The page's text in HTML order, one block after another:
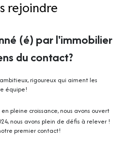
rejoindre
(é) par l'immobilier
du contact?
rigoureux qui aiment les
équipe!
pleine croissance, nous avons ouvert
nous avons plein de défis à relever !
premier contact!